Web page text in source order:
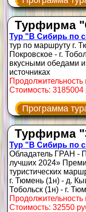
Турфирма
Тур "В Сибирь по
тур по маршруту г.
Покровское - г.
вкусными обедами
источниках
Продолжительность
Стоимость: 3185004
Программа
Турфирма
Тур "В Сибирь по
Обладатель ГРАН -
лучших 2024»
туристических
г. Тюмень (1н) - д.
Тобольск (1н) - г.
Продолжительность
Стоимость: 32550